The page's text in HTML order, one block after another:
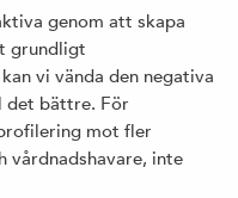
genom att skapa
grundligt
vi vända den negativa
det bättre. För
mot fler
vårdnadshavare, inte